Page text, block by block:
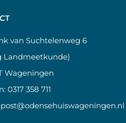
van Suchtelenweg 6
Landmeetkunde)
Wageningen
0317 358 711
post@odensehuiswageningen.nl